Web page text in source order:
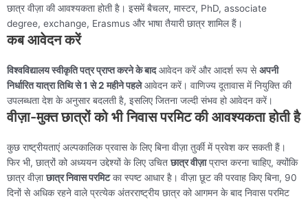
छात्र वीज़ा की आवश्यकता होती है। इसमें बैचलर, मास्टर, PhD, associate
degree, exchange, Erasmus और भाषा तैयारी छात्र शामिल हैं।
कब आवेदन करें
विश्वविद्यालय स्वीकृति पत्र प्राप्त करने के बादआवेदन करें और आदर्श रूप सेअपनी
निर्धारित यात्रा तिथि से 1 से 2 महीने पहलेआवेदन करें। वाणिज्य दूतावास में नियुक्ति की
उपलब्धता देश के अनुसार बदलती है, इसलिए जितना जल्दी संभव हो आवेदन करें।
वीज़ा-मुक्त छात्रों को भी निवास परमिट की आवश्यकता होती है
कुछ राष्ट्रीयताएं अल्पकालिक प्रवास के लिए बिना वीज़ा तुर्की में प्रवेश कर सकती हैं।
फिर भी, छात्रों को अध्ययन उद्देश्यों के लिए उचितछात्र वीज़ाप्राप्त करना चाहिए, क्योंकि
छात्र वीज़ाछात्र निवास परमिटका स्पष्ट आधार है। वीज़ा छूट की परवाह किए बिना, 90
दिनों से अधिक रहने वाले प्रत्येक अंतरराष्ट्रीय छात्र को आगमन के बाद निवास परमिट